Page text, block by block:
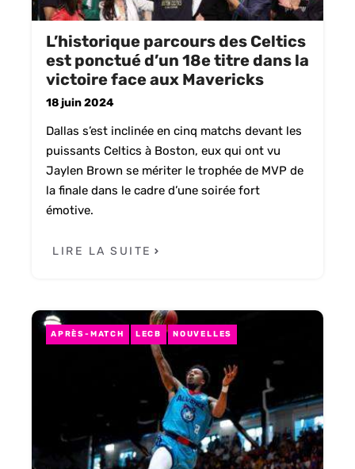
L’historique parcours des Celtics
est ponctué d’un 18e titre dans la
victoire face aux Mavericks
18 juin 2024
Dallas s’est inclinée en cinq matchs devant les
puissants Celtics à Boston, eux qui ont vu
Jaylen Brown se mériter le trophée de MVP de
la finale dans le cadre d’une soirée fort
émotive.
LIRE LA SUITE
APRÈS-MATCH LECB NOUVELLES